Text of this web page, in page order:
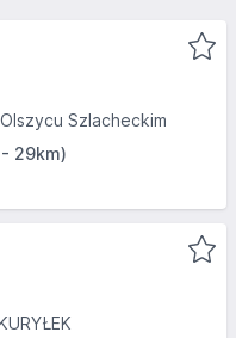
Szlacheckim
29km)